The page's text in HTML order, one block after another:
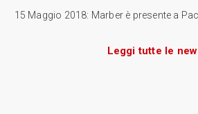
15 Maggio 2018: Marber è presente a
Leggi tutte le